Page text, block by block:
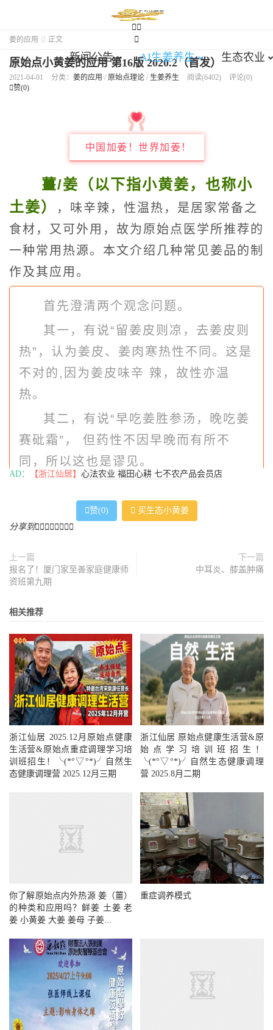
 

新闻公告 AI生姜养生 生态农业
姜的应用  正文
原始点小黄姜的应用 第16版 2020.2（首发）
2021-04-01 分类： 姜的应用 / 原始点理论 / 生姜养生 阅读(6402)
评论(0)
赞(0)
中国加姜！世界加姜！
薑/姜（以下指小黄姜，也称小
土姜）
，味辛辣，性温热，是居家常备之
食材，又可外用，故为原始点医学所推荐的
一种常用热源。本文介绍几种常见姜品的制
作及其应用。
首先澄清两个观念问题。
其一，有说“留姜皮则凉，去姜皮则
热”，认为姜皮、姜肉寒热性不同。这是
不对的,因为姜皮味辛 辣，故性亦温
热。
其二，有说“早吃姜胜参汤，晚吃姜
赛砒霜”， 但药性不因早晚而有所不
同，所以这也是谬见。
症状皆由体伤及热能不足所致，故姜仍
可继续服用。但若患者觉得姜太辛辣而
不愿服食，可改以姜加甘草、龙眼干、
红糖等，加一种即可，或直接改用浓参
是针对重病患者，以鲜姜
片或干姜片熬煮而成，鲜姜片每日常规
用量500 克到750克，上限1500克；干
姜片每日常规用量50克到75克，上限
150克。虽然用干姜片熬煮其药性胜过
鲜姜片，但法无定法，不论用何种材
料，以及用量、浓度等，都要考虑个体
AD： 【浙江仙居】 心法农业 福田心耕 七不农产品会员店
赞(0)  买生态小黄姜
分享到       
上一篇
报名了！厦门家至善家庭健康师
资班第九期
下一篇
中耳炎、膝盖肿痛
相关推荐
浙江仙居 2025.12月原始点健康
生活营&原始点重症调理学习培
训班招生！╰(*°▽°*)╯自然生
态健康调理营 2025.12月三期
浙江仙居 原始点健康生活营&原
始点学习培训班招生！
╰(*°▽°*)╯自然生态健康调理
营 2025.8月二期
你了解原始点内外热源 姜（薑）
的种类和应用吗？鲜姜 土姜 老
姜 小黄姜 大姜 姜母 子姜...
重症调养模式